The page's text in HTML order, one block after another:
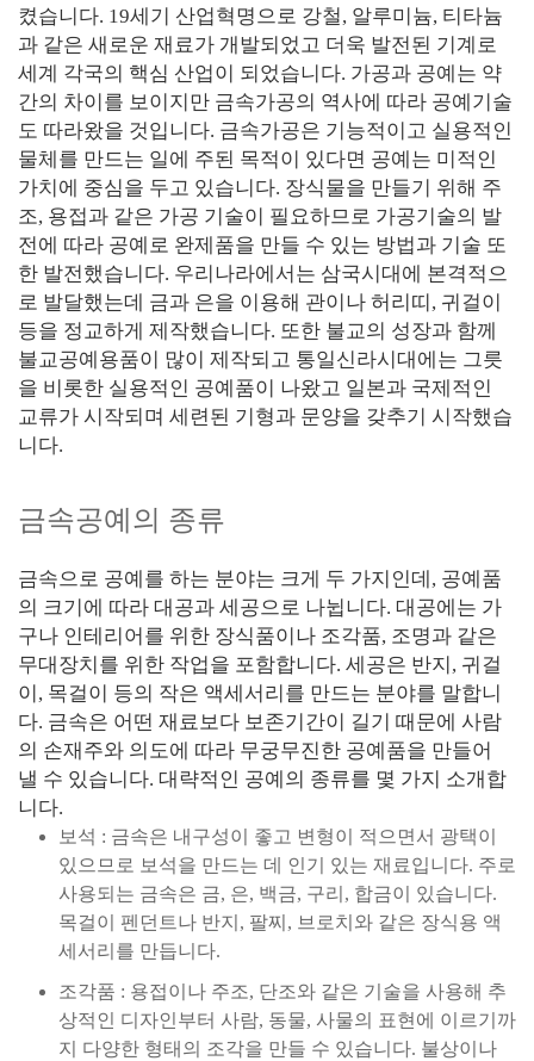
켰습니다. 19세기 산업혁명으로 강철, 알루미늄, 티타늄
과 같은 새로운 재료가 개발되었고 더욱 발전된 기계로
세계 각국의 핵심 산업이 되었습니다. 가공과 공예는 약
간의 차이를 보이지만 금속가공의 역사에 따라 공예기술
도 따라왔을 것입니다. 금속가공은 기능적이고 실용적인
물체를 만드는 일에 주된 목적이 있다면 공예는 미적인
가치에 중심을 두고 있습니다. 장식물을 만들기 위해 주
조, 용접과 같은 가공 기술이 필요하므로 가공기술의 발
전에 따라 공예로 완제품을 만들 수 있는 방법과 기술 또
한 발전했습니다. 우리나라에서는 삼국시대에 본격적으
로 발달했는데 금과 은을 이용해 관이나 허리띠, 귀걸이
등을 정교하게 제작했습니다. 또한 불교의 성장과 함께
불교공예용품이 많이 제작되고 통일신라시대에는 그릇
을 비롯한 실용적인 공예품이 나왔고 일본과 국제적인
교류가 시작되며 세련된 기형과 문양을 갖추기 시작했습
니다.
금속공예의 종류
금속으로 공예를 하는 분야는 크게 두 가지인데, 공예품
의 크기에 따라 대공과 세공으로 나뉩니다. 대공에는 가
구나 인테리어를 위한 장식품이나 조각품, 조명과 같은
무대장치를 위한 작업을 포함합니다. 세공은 반지, 귀걸
이, 목걸이 등의 작은 액세서리를 만드는 분야를 말합니
다. 금속은 어떤 재료보다 보존기간이 길기 때문에 사람
의 손재주와 의도에 따라 무궁무진한 공예품을 만들어
낼 수 있습니다. 대략적인 공예의 종류를 몇 가지 소개합
니다.
보석 : 금속은 내구성이 좋고 변형이 적으면서 광택이
있으므로 보석을 만드는 데 인기 있는 재료입니다. 주로
사용되는 금속은 금, 은, 백금, 구리, 합금이 있습니다.
목걸이 펜던트나 반지, 팔찌, 브로치와 같은 장식용 액
세서리를 만듭니다.
조각품 : 용접이나 주조, 단조와 같은 기술을 사용해 추
상적인 디자인부터 사람, 동물, 사물의 표현에 이르기까
지 다양한 형태의 조각을 만들 수 있습니다. 불상이나